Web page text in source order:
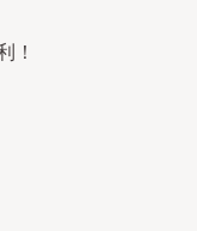
！